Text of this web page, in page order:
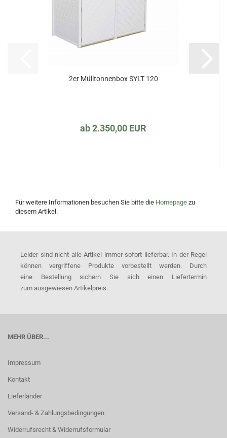
2er Mülltonnenbox SYLT 120
ab 2.350,00 EUR
Für weitere Informationen besuchen Sie bitte die Homepage zu
diesem Artikel.
Leider sind nicht alle Artikel immer sofort lieferbar. In der Regel
können vergriffene Produkte vorbestellt werden. Durch
eine Bestellung sichern Sie sich einen Liefertermin
zum ausgewiesen Artikelpreis.
MEHR ÜBER...
Impressum
Kontakt
Lieferländer
Versand- & Zahlungsbedingungen
Widerrufsrecht & Widerrufsformular